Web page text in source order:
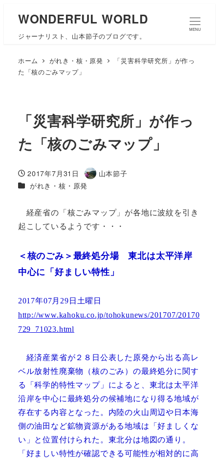
WONDERFUL WORLD
ジャーナリスト、山本節子のブログです。
MENU
ホーム がれき・核・原発
「災害科学研究所」が作っ
た「核のごみマップ」
「災害科学研究所」が作っ
た「核のごみマップ」
投稿日
2017年7月31日
著
者
山本節子
カテゴリー
がれき・核・原発
経産省の「核ごみマップ」が各地に波紋を引き
起こしているようです・・・
＜核のごみ＞最終処分場 東北は太平洋岸
中心に「好ましい特性」
2017年07月29日土曜日
http://www.kahoku.co.jp/tohokunews/201707/20170
729_71023.html
経済産業省が２８日公表した原発から出る高レ
ベル放射性廃棄物（核のごみ）の最終処分に関す
る「科学的特性マップ」によると、東北は太平洋
沿岸を中心に最終処分の候補地になり得る地域が
存在する内容となった。内陸の火山周辺や日本海
側の油田など鉱物資源がある地域は「好ましくな
い」と位置付けられた。東北分は地図の通り。
「好ましい特性が確認できる可能性が相対的に高